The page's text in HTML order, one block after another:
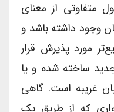
متفاوتی از معنای
وجود داشته باشد و
مورد پذیرش قرار
ساخته شده و یا
غریبه است. گاهی
که از طریق یک